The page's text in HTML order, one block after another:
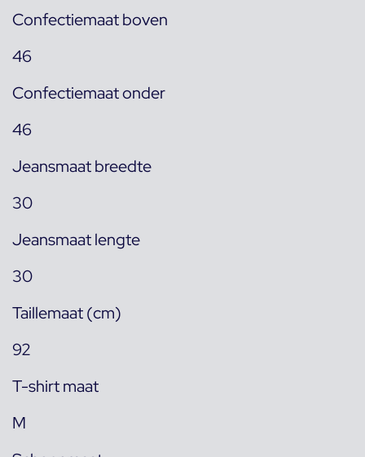
Confectiemaat boven
46
Confectiemaat onder
46
Jeansmaat breedte
30
Jeansmaat lengte
30
Taillemaat (cm)
92
T-shirt maat
M